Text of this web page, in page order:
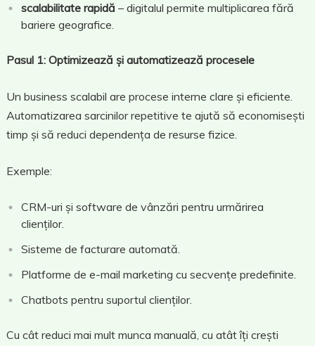
scalabilitate rapidă – digitalul permite multiplicarea fără
bariere geografice.
Pasul 1: Optimizează și automatizează procesele
Un business scalabil are procese interne clare și eficiente.
Automatizarea sarcinilor repetitive te ajută să economisești
timp și să reduci dependența de resurse fizice.
Exemple:
CRM-uri și software de vânzări pentru urmărirea
clienților.
Sisteme de facturare automată.
Platforme de e-mail marketing cu secvențe predefinite.
Chatbots pentru suportul clienților.
Cu cât reduci mai mult munca manuală, cu atât îți crești